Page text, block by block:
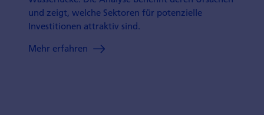
und zeigt, welche Sektoren für potenzielle
Investitionen attraktiv sind.
Mehr erfahren